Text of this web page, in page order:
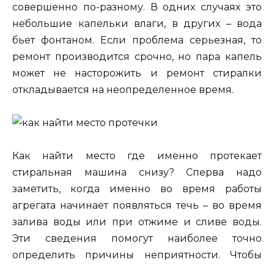
совершенно по-разному. В одних случаях это
небольшие капельки влаги, в других – вода
бьет фонтаном. Если проблема серьезная, то
ремонт производится срочно, но пара капель
может не насторожить и ремонт стиралки
откладывается на неопределенное время.
Как найти место где именно протекает
стиральная машина снизу? Сперва надо
заметить, когда именно во время работы
агрегата начинает появляться течь – во время
залива воды или при отжиме и сливе воды.
Эти сведения помогут наиболее точно
определить причины неприятности. Чтобы